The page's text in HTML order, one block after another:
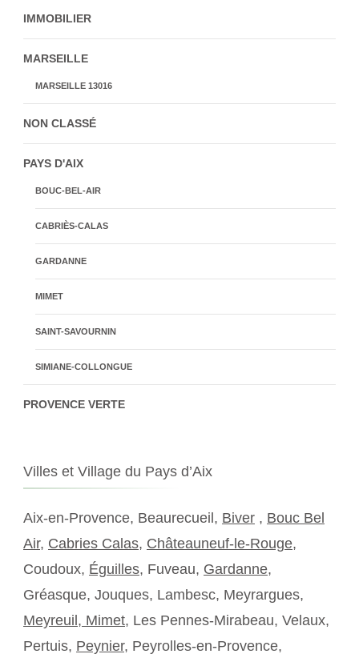
IMMOBILIER
MARSEILLE
MARSEILLE 13016
NON CLASSÉ
PAYS D'AIX
BOUC-BEL-AIR
CABRIÈS-CALAS
GARDANNE
MIMET
SAINT-SAVOURNIN
SIMIANE-COLLONGUE
PROVENCE VERTE
Villes et Village du Pays d’Aix
Aix-en-Provence, Beaurecueil, Biver , Bouc Bel
Air, Cabries Calas, Châteauneuf-le-Rouge,
Coudoux, Éguilles, Fuveau, Gardanne,
Gréasque, Jouques, Lambesc, Meyrargues,
Meyreuil, Mimet, Les Pennes-Mirabeau, Velaux,
Pertuis, Peynier, Peyrolles-en-Provence,